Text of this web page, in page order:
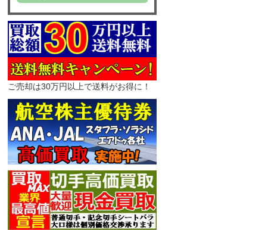
ご売却は30万円以上で送料がお得に！